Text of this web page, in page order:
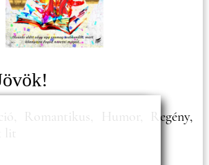
Romantikus, Humor, Regény,
lit